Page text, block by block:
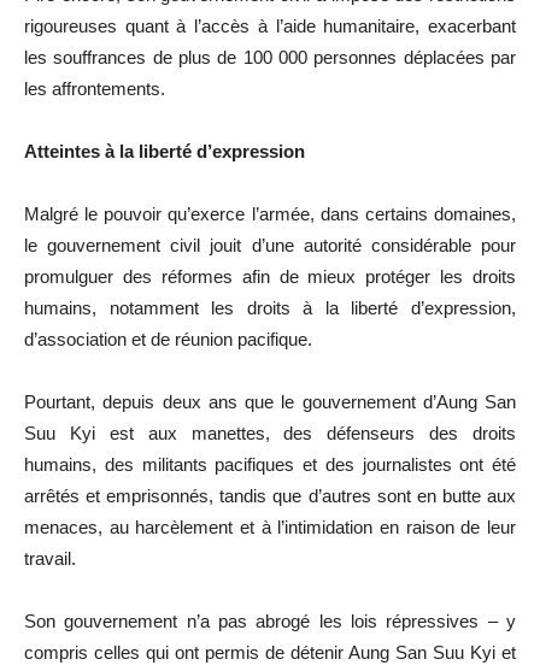
rigoureuses quant à l’accès à l’aide humanitaire, exacerbant
les souffrances de plus de 100 000 personnes déplacées par
les affrontements.
Atteintes à la liberté d’expression
Malgré le pouvoir qu’exerce l’armée, dans certains domaines,
le gouvernement civil jouit d’une autorité considérable pour
promulguer des réformes afin de mieux protéger les droits
humains, notamment les droits à la liberté d’expression,
d’association et de réunion pacifique.
Pourtant, depuis deux ans que le gouvernement d’Aung San
Suu Kyi est aux manettes, des défenseurs des droits
humains, des militants pacifiques et des journalistes ont été
arrêtés et emprisonnés, tandis que d’autres sont en butte aux
menaces, au harcèlement et à l’intimidation en raison de leur
travail.
Son gouvernement n’a pas abrogé les lois répressives – y
compris celles qui ont permis de détenir Aung San Suu Kyi et